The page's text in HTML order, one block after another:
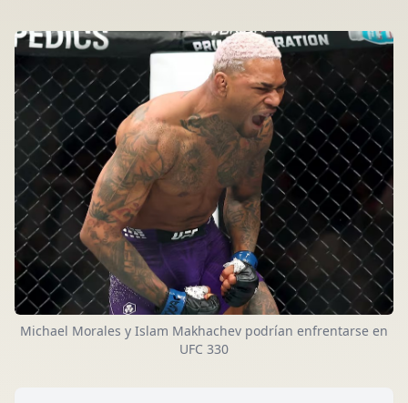
Michael Morales y Islam Makhachev podrían enfrentarse en
UFC 330